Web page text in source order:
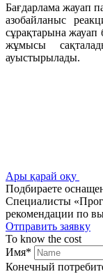
Бағдарлама жауап
азобайланыс
сұрақтарына жауап
жұмысы
ауыстырылады.
Ары қарай оқу
Подбираете
Специалисты
рекомендации по
Отправить заявку
To know the cost
Имя*
Конечный